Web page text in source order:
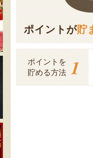
ポイントが貯
ポイントを
貯める方法 1